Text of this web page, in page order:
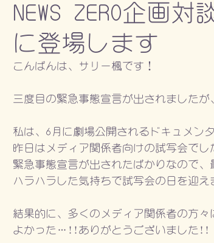
NEWS ZERO企画
に登場します
こんばんは、サリー楓です！
三度目の緊急事態宣言が出されました
私は、6月に劇場公開されるドキュメン
昨日はメディア関係者向けの試写会でし
緊急事態宣言が出されたばかりなので
ハラハラした気持ちで試写会の日を迎え
結果的に、多くのメディア関係者の方々
よかった…!!ありがとうございました!!